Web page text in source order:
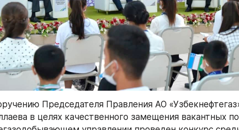
Председателя Правления АО
в целях качественного замещения вакантных